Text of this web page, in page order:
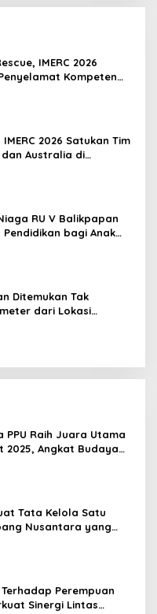
IMERC 2026
Kompeten
2026 Satukan Tim
dan Australia di
RU V Balikpapan
bagi Anak
Ditemukan Tak
dari Lokasi
PPU Raih Juara Utama
2025, Angkat Budaya
Tata Kelola Satu
Nusantara yang
Perempuan
Sinergi Lintas